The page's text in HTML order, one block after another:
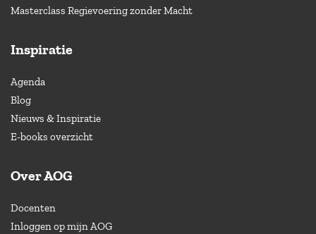
Masterclass Regievoering zonder Macht
Inspiratie
Agenda
Blog
Nieuws & Inspiratie
E-books overzicht
Over AOG
Docenten
Inloggen op mijn AOG